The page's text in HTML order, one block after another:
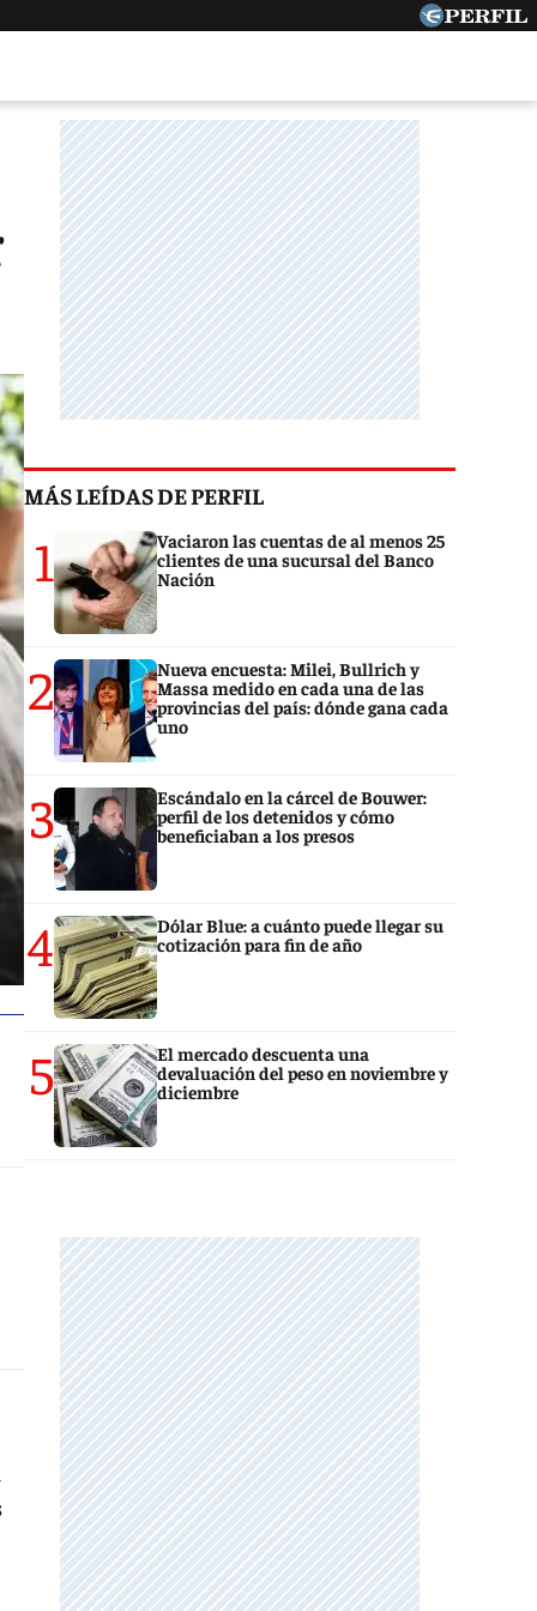
MÁS LEÍDAS DE PERFIL
1
Vaciaron las cuentas de al menos 25
clientes de una sucursal del Banco
Nación
2
Nueva encuesta: Milei, Bullrich y
Massa medido en cada una de las
provincias del país: dónde gana cada
uno
3
Escándalo en la cárcel de Bouwer:
perfil de los detenidos y cómo
beneficiaban a los presos
4
Dólar Blue: a cuánto puede llegar su
cotización para fin de año
5
El mercado descuenta una
devaluación del peso en noviembre y
diciembre